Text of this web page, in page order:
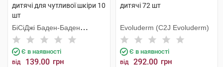
дитячі для чутливої шкіри 10
шт
БіСіДжі Баден-Баден
Косметікс Груп Гмбх
Є в наявності
від 139.00 грн
дитячі 72 шт
Evoluderm (C2J Evoluderm)
Є в наявності
від 292.00 грн